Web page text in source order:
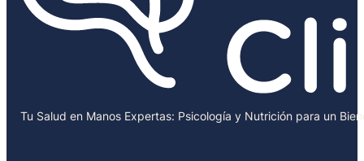
Tu Salud en Manos Expertas: Psicología y Nutrición para un